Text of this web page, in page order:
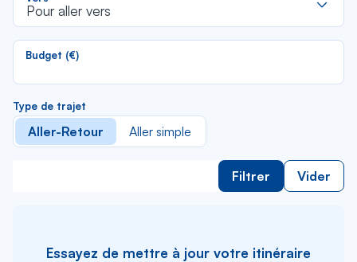
Pour aller vers
Budget (€)
Type de trajet
Aller-Retour Aller simple
Filtrer Vider
Essayez de mettre à jour votre itinéraire